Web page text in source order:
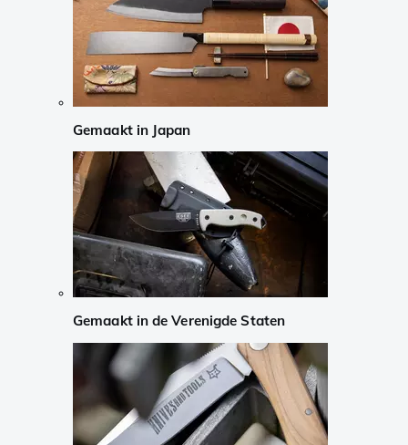
Gemaakt in Japan
Gemaakt in de Verenigde Staten